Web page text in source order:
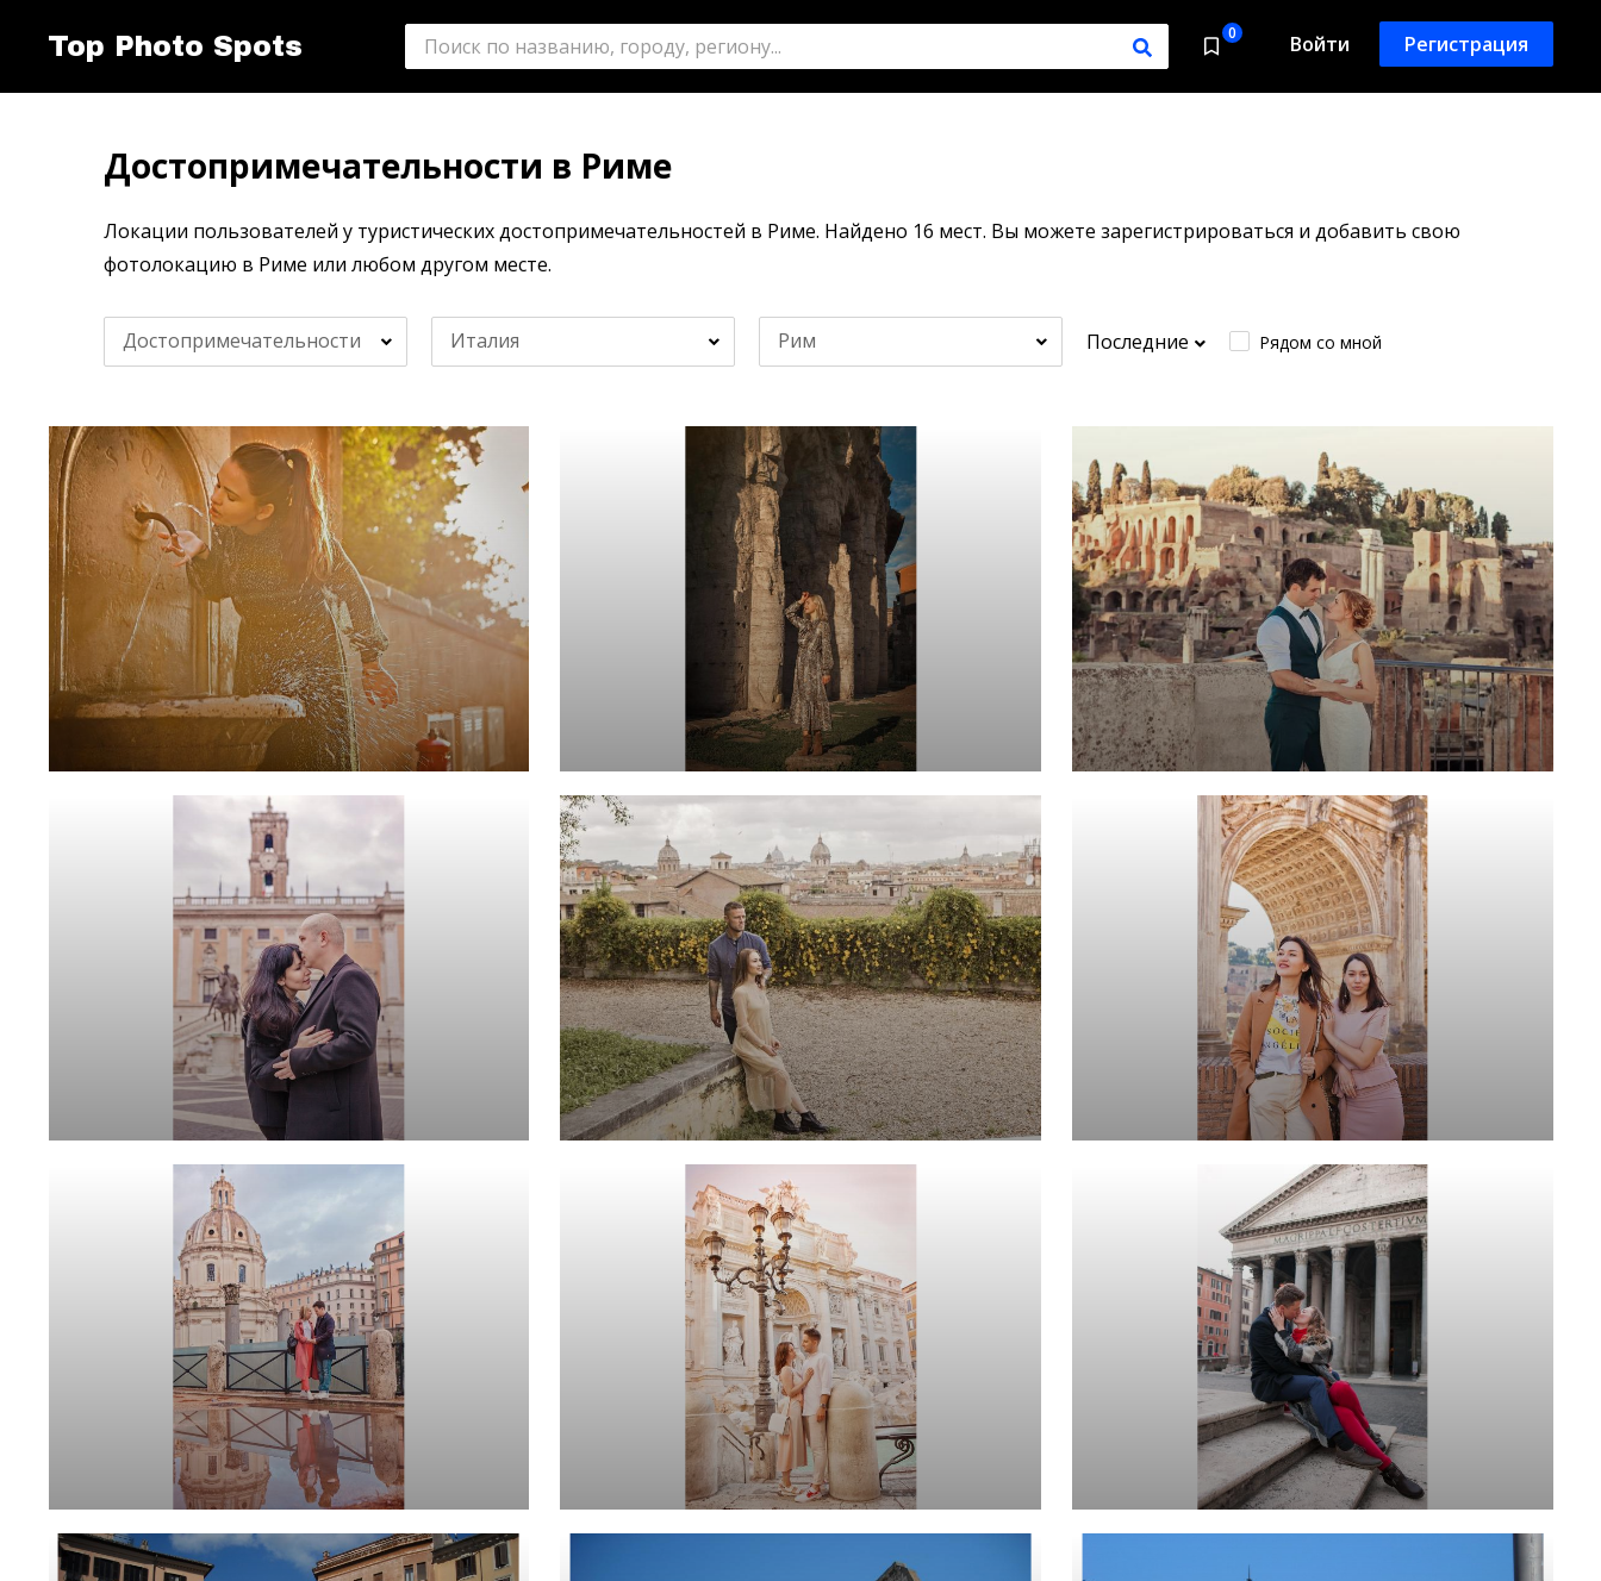
Top Photo Spots 0 Войти Регистрация
Достопримечательности в Риме
Локации пользователей у туристических достопримечательностей в Риме. Найдено 16 мест. Вы можете зарегистрироваться и добавить свою
фотолокацию в Риме или любом другом месте.
Достопримечательности Италия Рим Последние Рядом со мной